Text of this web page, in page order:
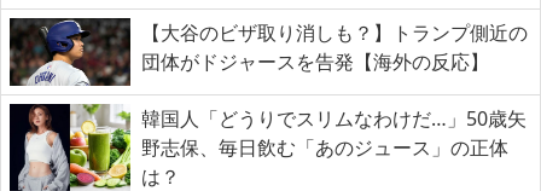
【大谷のビザ取り消しも？】トランプ側近の
団体がドジャースを告発【海外の反応】
韓国人「どうりでスリムなわけだ…」50歳矢
野志保、毎日飲む「あのジュース」の正体
は？